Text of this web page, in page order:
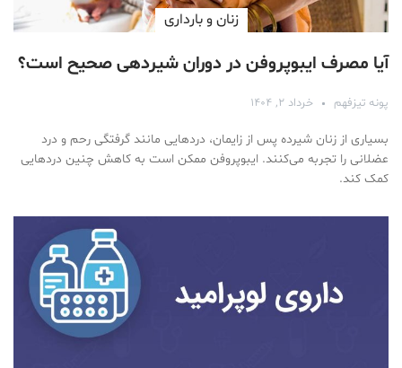
زنان و بارداری
آیا مصرف ایبوپروفن در دوران شیردهی صحیح است؟
پونه تیزفهم خرداد ۲, ۱۴۰۴
بسیاری از زنان شیرده پس از زایمان، دردهایی مانند گرفتگی رحم و درد
عضلانی را تجربه می‌کنند. ایبوپروفن ممکن است به کاهش چنین دردهایی
کمک کند.